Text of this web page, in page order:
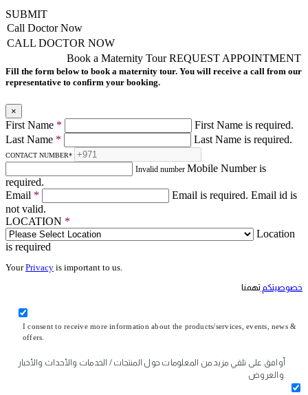
SUBMIT
Call Doctor Now
CALL DOCTOR NOW
REQUEST APPOINTMENT
Book a Maternity Tour
Fill the form below to book a maternity tour. You will receive a call from our
representative to confirm your booking.
×
First Name *
First Name is required.
Last Name * Last Name is required.
CONTACT NUMBER*
Invalid number Mobile Number is
required.
Email * Email is required. Email id is
not valid.
LOCATION *
Location
is required
YourPrivacy is important to us.
خصوصيتكم تهمنا
I consent to receive more information about the products/services, events, news &
offers.
أوافق على تلقي مزيد من المعلومات حول المنتجات / الخدمات والأحداث والأخبار